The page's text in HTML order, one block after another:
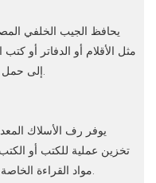
يحافظ الجيب الخلفي
مثل الأقلام أو الدفاتر أو
يوفر رف الأسلاك
تخزين عملية للكتب أو